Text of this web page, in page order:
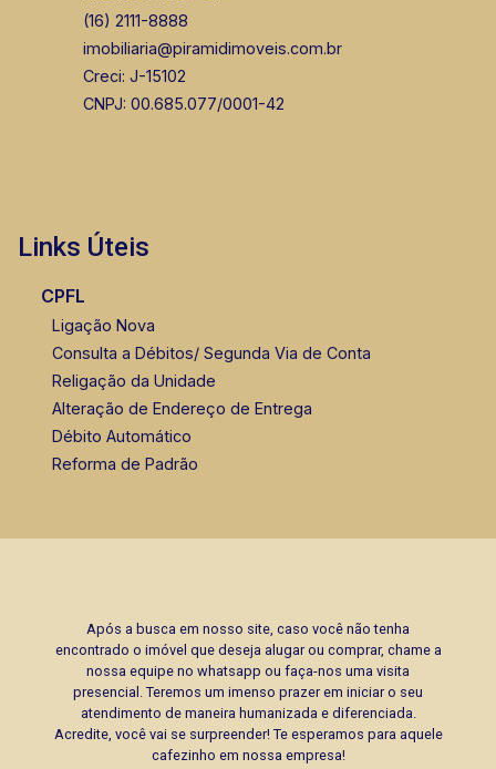
(16) 2111-8888
imobiliaria@piramidimoveis.com.br
Creci: J-15102
CNPJ: 00.685.077/0001-42
Links Úteis
CPFL
Ligação Nova
Consulta a Débitos/ Segunda Via de Conta
Religação da Unidade
Alteração de Endereço de Entrega
Débito Automático
Reforma de Padrão
Após a busca em nosso site, caso você não tenha
encontrado o imóvel que deseja alugar ou comprar, chame a
nossa equipe no whatsapp ou faça-nos uma visita
presencial. Teremos um imenso prazer em iniciar o seu
atendimento de maneira humanizada e diferenciada.
Acredite, você vai se surpreender! Te esperamos para aquele
cafezinho em nossa empresa!